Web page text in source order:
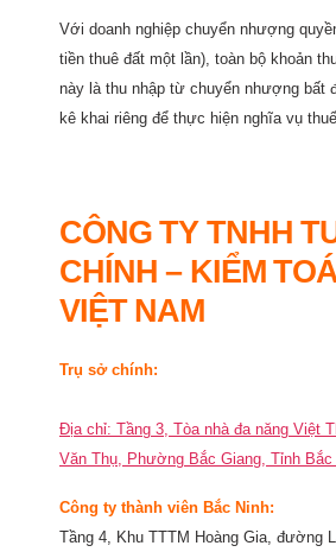
Với doanh nghiệp chuyển nhượng
tiền thuê đất một lần), toàn bộ khoản
này là thu nhập từ chuyển nhượng bất
kê khai riêng để thực hiện nghĩa vụ
CÔNG TY TNHH
CHÍNH – KIỂM
VIỆT NAM
Trụ sở chính:
Địa chỉ: Tầng 3, Tòa nhà đa năng Việt
Văn Thụ, Phường Bắc Giang, Tỉnh Bắc
Công ty thành viên Bắc Ninh:
Tầng 4, Khu TTTM Hoàng Gia, đường